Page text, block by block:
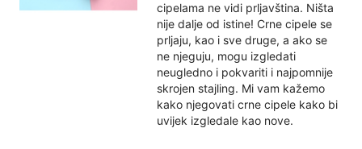
cipelama ne vidi prljavština. Ništa
nije dalje od istine! Crne cipele se
prljaju, kao i sve druge, a ako se
ne njeguju, mogu izgledati
neugledno i pokvariti i najpomnije
skrojen stajling. Mi vam kažemo
kako njegovati crne cipele kako bi
uvijek izgledale kao nove.